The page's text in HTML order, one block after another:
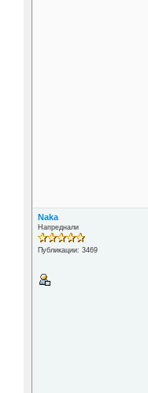
Naka
Напреднали
Публикации: 3469